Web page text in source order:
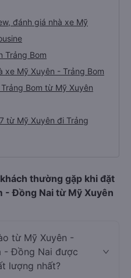
đánh giá nhà xe Mỹ
Trảng Bom
xe Mỹ Xuyên - Trảng Bom
Bom từ Mỹ Xuyên
từ Mỹ Xuyên đi Trảng
thường gặp khi đặt
- Đồng Nai từ Mỹ Xuyên
từ Mỹ Xuyên -
- Đồng Nai được
lượng nhất?